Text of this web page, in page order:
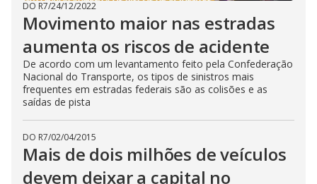
DO R7/24/12/2022
Movimento maior nas estradas
aumenta os riscos de acidente
De acordo com um levantamento feito pela Confederação
Nacional do Transporte, os tipos de sinistros mais
frequentes em estradas federais são as colisões e as
saídas de pista
DO R7/02/04/2015
Mais de dois milhões de veículos
devem deixar a capital no